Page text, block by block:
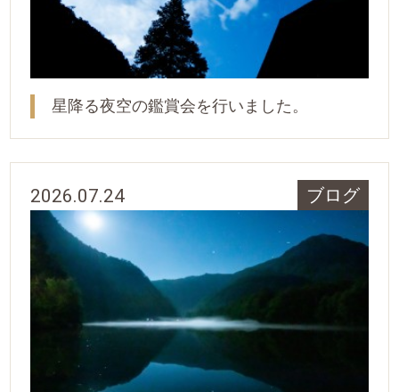
星降る夜空の鑑賞会を行いました。
2026.07.24 ブログ